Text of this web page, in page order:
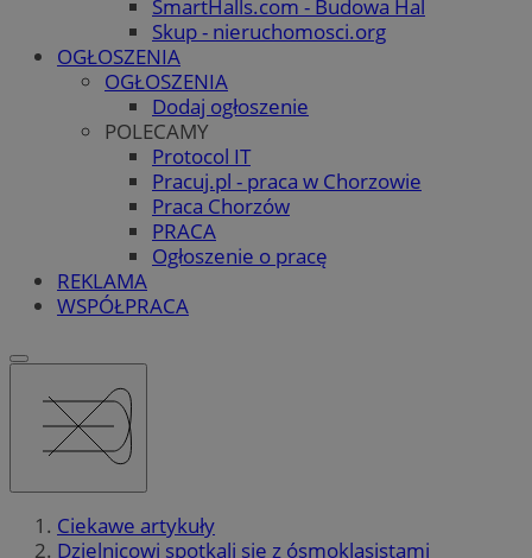
SmartHalls.com - Budowa Hal
Skup - nieruchomosci.org
OGŁOSZENIA
OGŁOSZENIA
Dodaj ogłoszenie
POLECAMY
Protocol IT
Pracuj.pl - praca w Chorzowie
Praca Chorzów
PRACA
Ogłoszenie o pracę
REKLAMA
WSPÓŁPRACA
Ciekawe artykuły
Dzielnicowi spotkali się z ósmoklasistami